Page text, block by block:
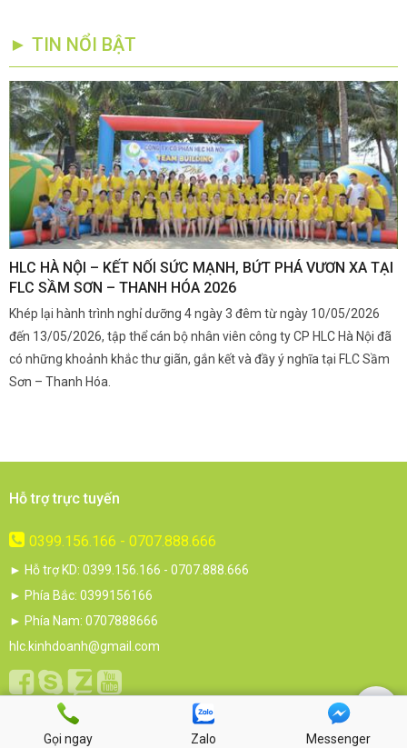
► TIN NỔI BẬT
HLC HÀ NỘI – KẾT NỐI SỨC MẠNH, BỨT PHÁ VƯƠN XA TẠI
FLC SẦM SƠN – THANH HÓA 2026
Khép lại hành trình nghỉ dưỡng 4 ngày 3 đêm từ ngày 10/05/2026
đến 13/05/2026, tập thể cán bộ nhân viên công ty CP HLC Hà Nội đã
có những khoảnh khắc thư giãn, gắn kết và đầy ý nghĩa tại FLC Sầm
Sơn – Thanh Hóa.
Hỗ trợ trực tuyến
0399.156.166 - 0707.888.666
► Hỗ trợ KD: 0399.156.166 - 0707.888.666
► Phía Bắc: 0399156166
► Phía Nam: 0707888666
hlc.kinhdoanh@gmail.com
Nhà nông cần biết
Gọi ngay Zalo Messenger